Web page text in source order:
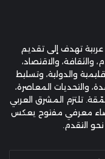
تهدف إلى تقديم
والاقتصاد،
والدولية، وتسليط
والتحديات المعاصرة،
تلتزم المشرق العربي
معرفي مفتوح يعكس
التقدم.